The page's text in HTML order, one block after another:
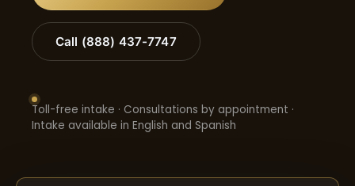
Call (888) 437-7747
Toll-free intake · Consultations by appointment ·
Intake available in English and Spanish